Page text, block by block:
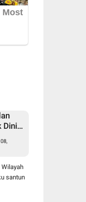
Dini,
dan
7
santun